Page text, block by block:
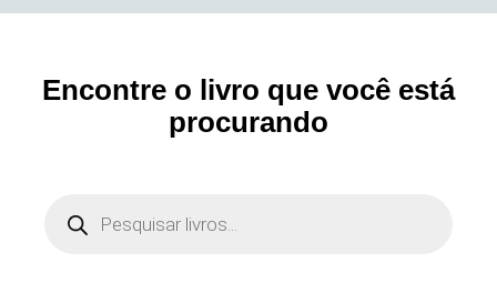
Encontre o livro que você está
procurando